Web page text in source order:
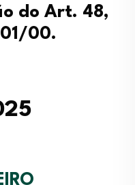
do Art. 48,
00.